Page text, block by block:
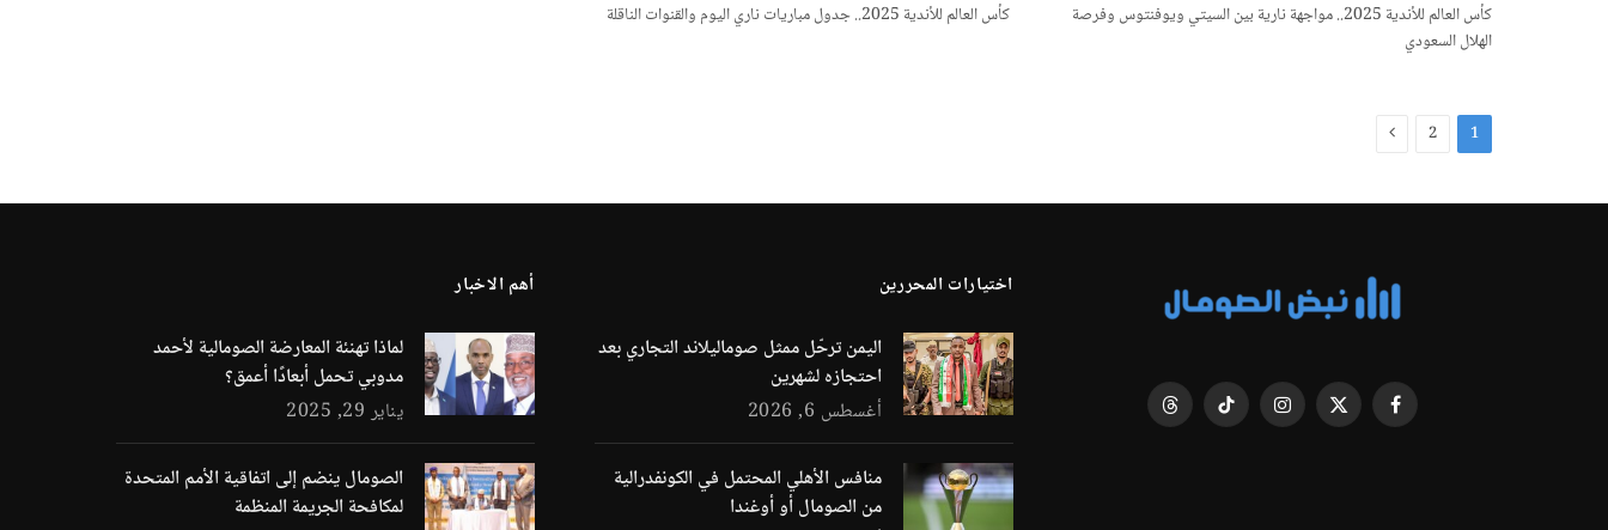
كأس العالم للأندية 2025.. مواجهة نارية بين السيتي ويوفنتوس وفرصة
الهلال السعودي
كأس العالم للأندية 2025.. جدول مباريات ناري اليوم والقنوات الناقلة
1
2 التالي
فيسبوك X
الانستغرامتيكتوك Threads
اختيارات المحررين
اليمن ترحّل ممثل صوماليلاند التجاري بعد
احتجازه لشهرين
أغسطس 6, 2026
منافس الأهلي المحتمل في الكونفدرالية
من الصومال أو أوغندا
أهم الاخبار
لماذا تهنئة المعارضة الصومالية لأحمد
مدوبي تحمل أبعادًا أعمق؟
يناير 29, 2025
الصومال ينضم إلى اتفاقية الأمم المتحدة
لمكافحة الجريمة المنظمة